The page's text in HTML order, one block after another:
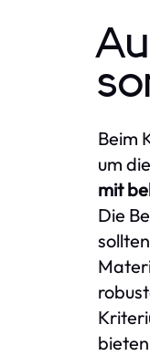
Beim
um
mit
Die